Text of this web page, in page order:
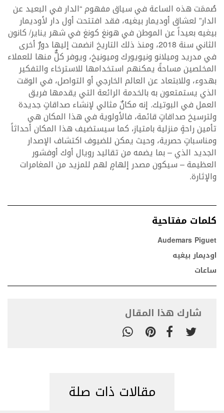
صُممَت هذه الساعة في سياق مفهوم “الدار في البعيد عن
الدار” لعشاق أوديمار بيغيه، فقد افتتحت أول دار لأوديمار
بيغيه بعيداً عن الموطن في هونغ كونغ في شهر يناير/ كانون
الثاني سنة 2018، ومنذ ذلك التاريخ انضمت إليها دورٌ أخرى
في مدريد وميلانو ونيويورك وميونيخ، ويوفر كلٌّ منها للعملاء
المخلصين مساحةً يمكنهم استخدامها للاسترخاء والتفكير
بهدوء، وللابتعاد عن العالم الخارجي أو التواصل، في الوقت
الذي يستمتعون به بالخدمة الرائعة التي يقدمها فريق
العمل في البوتيك. إنه مكانٌ مثالي لإنشاء صداقاتٍ جديدة
ولترسيخ صداقاتٍ قائمة، فالأولوية في هذا المكان هي
تأمين راحةٍ منزلية بامتياز، كما سيستضيف هذا المكان أحداثاً
ومناسباتٍ حصرية، وحيث يمكن للضيوف اكتشاف الإصدار
الجديد الذي – بما يضمه من تقاليد رويال أوك أوفشور
العظيمة – سيكون مصدر إلهامٍ لهم للمزيد من المغامرات
والإثارة.
كلمات مفتاحية
Audemars Piguet
اوديمار بيغيه
ساعات
شارك هذا المقال
مقالات ذات صلة